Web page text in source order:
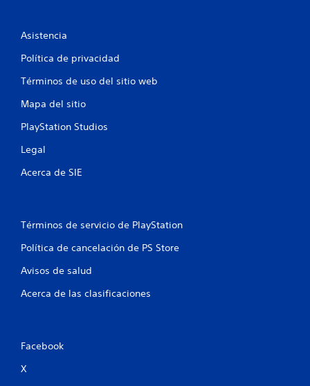
Asistencia
Política de privacidad
Términos de uso del sitio web
Mapa del sitio
PlayStation Studios
Legal
Acerca de SIE
Términos de servicio de PlayStation
Política de cancelación de PS Store
Avisos de salud
Acerca de las clasificaciones
Facebook
X